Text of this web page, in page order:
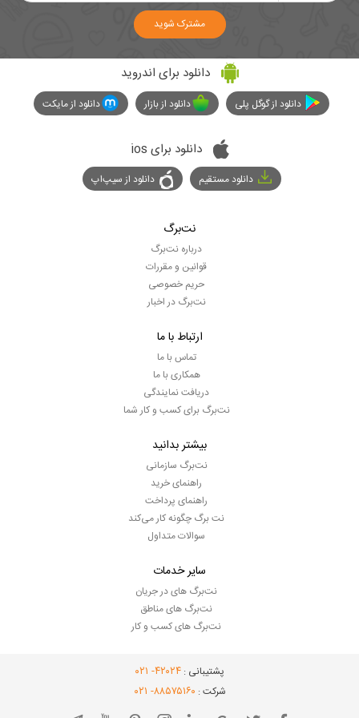
مشترک شوید
دانلود برای اندروید
دانلود از گوگل پلی دانلود از بازار دانلود از مایکت
دانلود برای ios
دانلود مستقیم دانلود از سیپ‌اپ
نت‌برگ
درباره نت‌برگ
قوانین و مقررات
حریم خصوصی
نت‌برگ در اخبار
ارتباط با ما
تماس با ما
همکاری با ما
دریافت نمایندگی
نت‌برگ برای کسب و کار شما
بیشتر بدانید
نت‌برگ سازمانی
راهنمای خرید
راهنمای پرداخت
نت برگ چگونه کار می‌کند
سوالات متداول
سایر خدمات
نت‌برگ های در جریان
نت‌برگ های مناطق
نت‌برگ های کسب و کار
پشتیبانی : ۴۲۰۲۴- ۰۲۱
شرکت : ۸۸۵۷۵۱۶۰- ۰۲۱